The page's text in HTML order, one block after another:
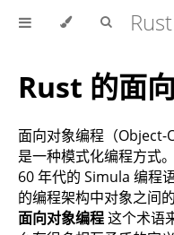
Rust 的面
面向对象编程（Object-
是一种模式化编程方式
60 年代的 Simula 编程
的编程架构中对象之间
面向对象编程这个术语